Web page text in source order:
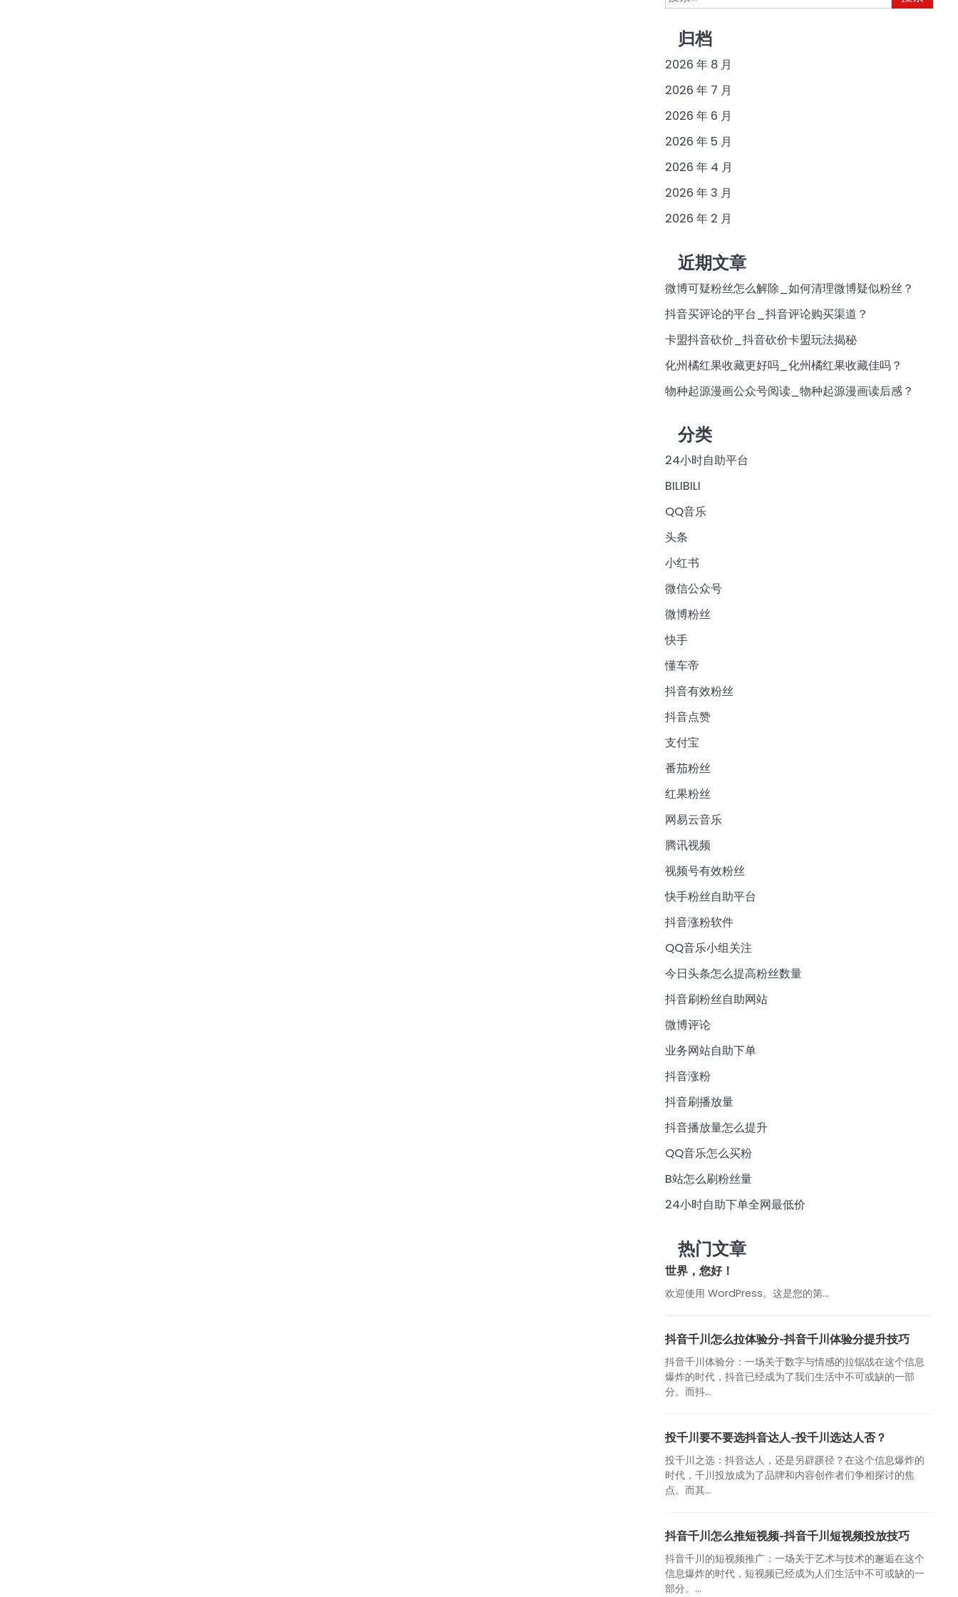
索：
归档
2026 年 8 月
2026 年 7 月
2026 年 6 月
2026 年 5 月
2026 年 4 月
2026 年 3 月
2026 年 2 月
近期文章
微博可疑粉丝怎么解除_如何清理微博疑似粉丝？
抖音买评论的平台_抖音评论购买渠道？
卡盟抖音砍价_抖音砍价卡盟玩法揭秘
化州橘红果收藏更好吗_化州橘红果收藏佳吗？
物种起源漫画公众号阅读_物种起源漫画读后感？
分类
24小时自助平台
BILIBILI
QQ音乐
头条
小红书
微信公众号
微博粉丝
快手
懂车帝
抖音有效粉丝
抖音点赞
支付宝
番茄粉丝
红果粉丝
网易云音乐
腾讯视频
视频号有效粉丝
快手粉丝自助平台
抖音涨粉软件
QQ音乐小组关注
今日头条怎么提高粉丝数量
抖音刷粉丝自助网站
微博评论
业务网站自助下单
抖音涨粉
抖音刷播放量
抖音播放量怎么提升
QQ音乐怎么买粉
B站怎么刷粉丝量
24小时自助下单全网最低价
热门文章
世界，您好！
欢迎使用 WordPress。这是您的第…
抖音千川怎么拉体验分-抖音千川体验分提升技巧
抖音千川体验分：一场关于数字与情感的拉锯战在这个信息
爆炸的时代，抖音已经成为了我们生活中不可或缺的一部
分。而抖...
投千川要不要选抖音达人-投千川选达人否？
投千川之选：抖音达人，还是另辟蹊径？在这个信息爆炸的
时代，千川投放成为了品牌和内容创作者们争相探讨的焦
点。而其...
抖音千川怎么推短视频-抖音千川短视频投放技巧
抖音千川的短视频推广：一场关于艺术与技术的邂逅在这个
信息爆炸的时代，短视频已经成为人们生活中不可或缺的一
部分。...